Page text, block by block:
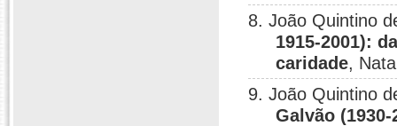
8. João Quintino
1915-2001):
caridade,
9. João Quintino
Galvão